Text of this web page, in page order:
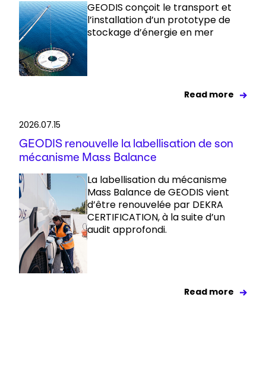
GEODIS conçoit le transport et
l’installation d’un prototype de
stockage d’énergie en mer
Read more
2026.07.15
GEODIS renouvelle la labellisation de son
mécanisme Mass Balance
La labellisation du mécanisme
Mass Balance de GEODIS vient
d’être renouvelée par DEKRA
CERTIFICATION, à la suite d’un
audit approfondi.
Read more